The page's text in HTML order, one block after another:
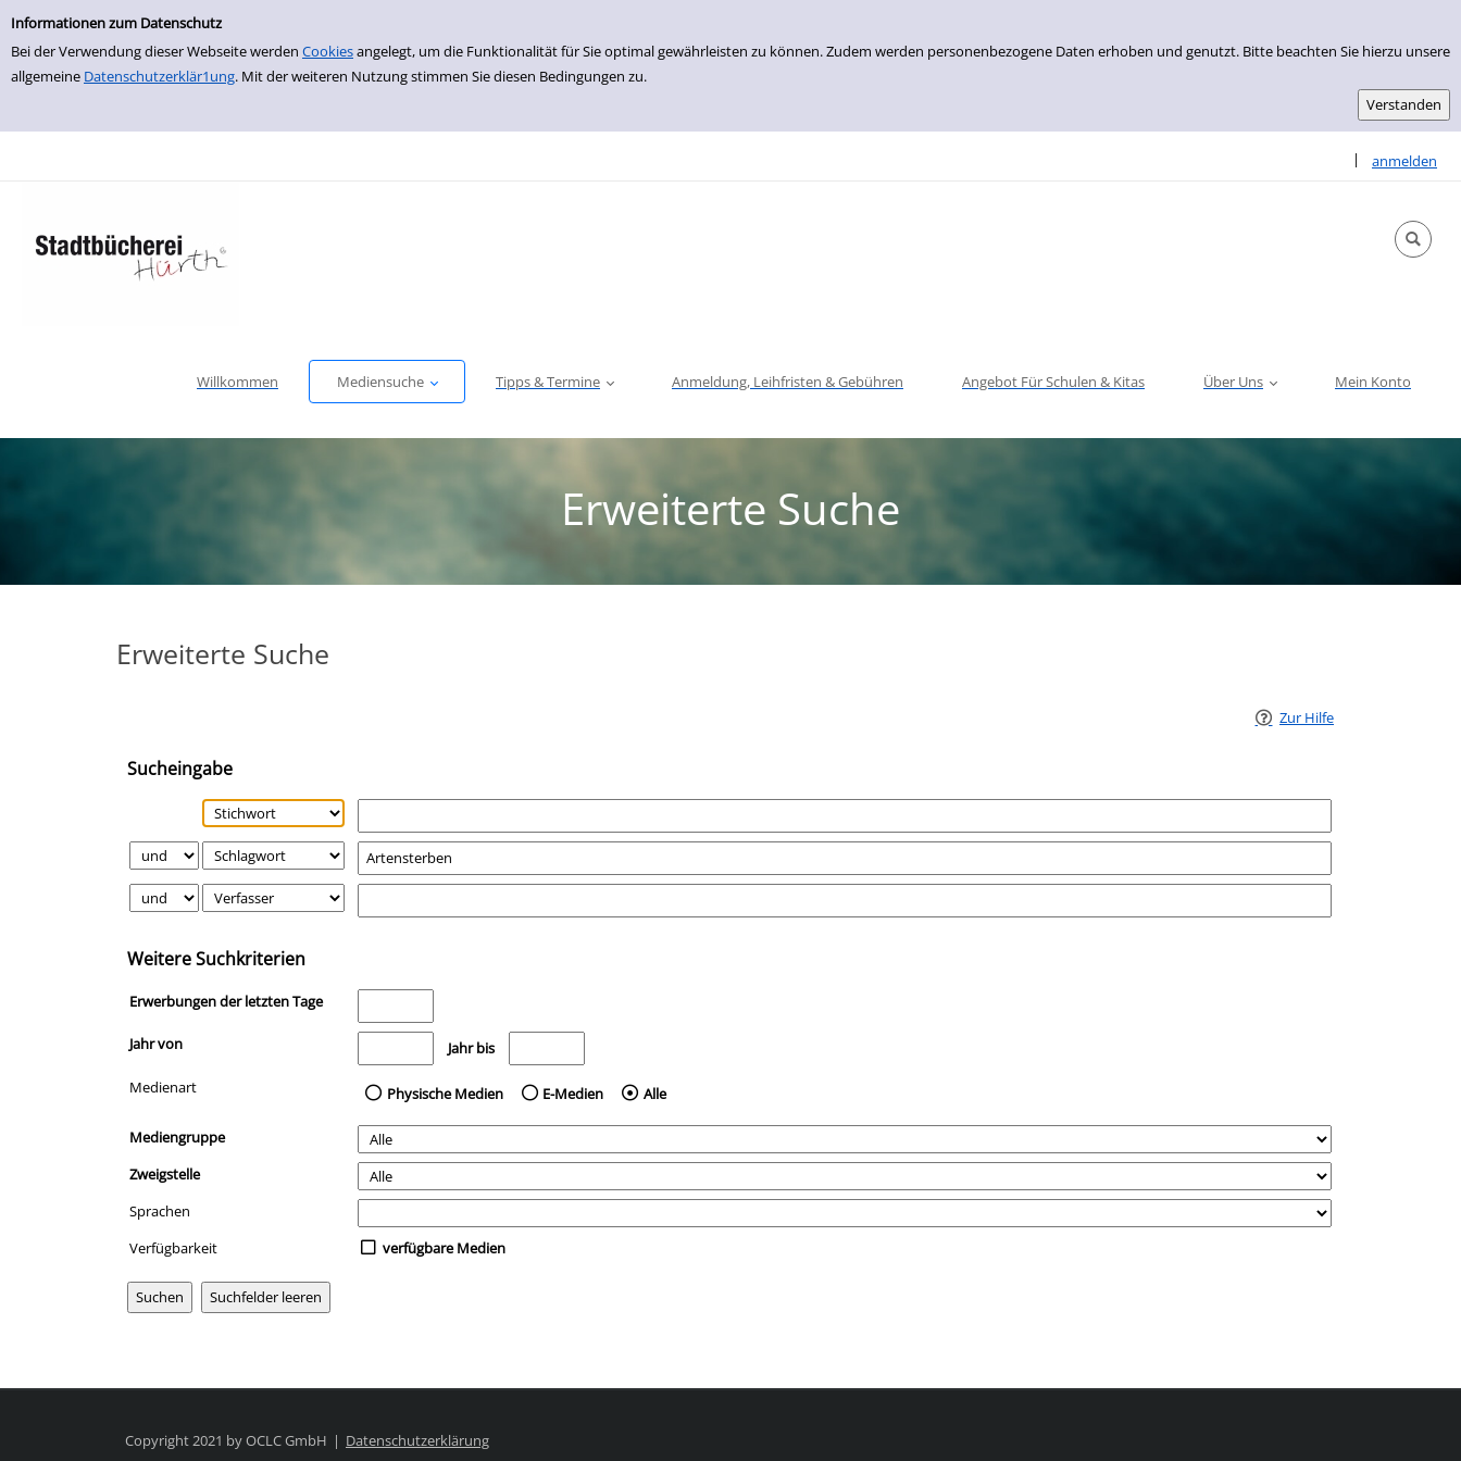
Erweiterte Suche
Informationen zum Datenschutz
Bei der Verwendung dieser Webseite werden Cookiesangelegt, um die Funktionalität für Sie optimal gewährleisten zu können. Zudem werden personenbezogene Daten erhoben und genutzt. Bitte beachten Sie hierzu unsere
allgemeine Datenschutzerklär1ung. Mit der weiteren Nutzung stimmen Sie diesen Bedingungen zu.
zur Navigation springen
zum Inhalt springen
Zur erweiterten Suche springen
| anmelden
Sprache
Willkommen Mediensuche Tipps & Termine Anmeldung, Leihfristen & Gebühren Angebot Für Schulen & Kitas Über Uns Mein Konto
Erweiterte Suche
Erweiterte Suche
Zur Hilfe
Sucheingabe
Weitere Suchkriterien
Erwerbungen der letzten Tage
Jahr von Medien anzeigen, die nach dem Jahr veröffentlicht wurden
Jahr bis
Medienart Physische Medien E-Medien Alle
Mediengruppe
Zweigstelle
Sprachen
Verfügbarkeit
verfügbare Medien
Copyright 2021 by OCLC GmbH Datenschutzerklärung